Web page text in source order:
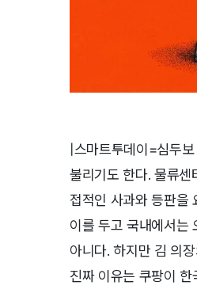
|스마트투데이=심두보
불리기도 한다. 물류
접적인 사과와 등판을
이를 두고 국내에서는
아니다. 하지만 김 의
진짜 이유는 쿠팡이 한